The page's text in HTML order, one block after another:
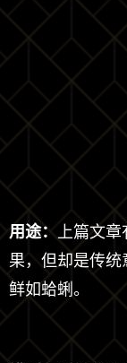
用途：上篇文章
果，但却是传
鲜如蛤蜊。